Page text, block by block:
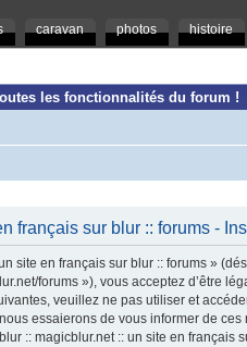
caravan photos histoire
les fonctionnalités du forum !
français sur blur :: forums -
site en français sur blur :: forums »
forums »), vous acceptez d’être
veuillez ne pas utiliser et
essaierons de vous informer de
:: magicblur.net :: un site en